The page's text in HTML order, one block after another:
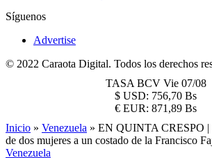
Síguenos
Advertise
© 2022 Caraota Digital. Todos los derechos
TASA BCV Vie 07/08
$ USD: 756,70 Bs
€ EUR: 871,89 Bs
Inicio » Venezuela » EN QUINTA CRESPO |
de dos mujeres a un costado de la Francisco
Venezuela